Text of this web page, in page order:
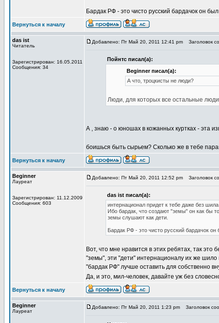
Бардак РФ - это чисто русский бардачок он
Вернуться к началу
das ist
Читатель
Зарегистрирован: 16.05.2011
Сообщения: 34
Добавлено: Пт Май 20, 2011 12:41 pm Заголовок
Пойнтс писал(а):
Beginner писал(а):
А что, троцкисты не люди?
Люди, для которых все остальные
А , знаю - о юношах в кожанных куртках - эта
боишься быть сырьем? Сколько же в тебе
Вернуться к началу
Beginner
Лауреат
Зарегистрирован: 11.12.2009
Сообщения: 603
Добавлено: Пт Май 20, 2011 12:52 pm Заголовок
das ist писал(а):
интернационал придет к тебе даже без
Ибо бардак, что создают "земы" он как бы
земы слушают как дети.
Бардак РФ - это чисто русский бардачок
Вот, что мне нравится в этих ребятах, так
"земы", эти "дети" интернационалу их же шило
"бардак РФ" лучше оставить для собственно
Да, и это, мил-человек, давайте уж без
Вернуться к началу
Beginner
Лауреат
Добавлено: Пт Май 20, 2011 1:23 pm Заголовок